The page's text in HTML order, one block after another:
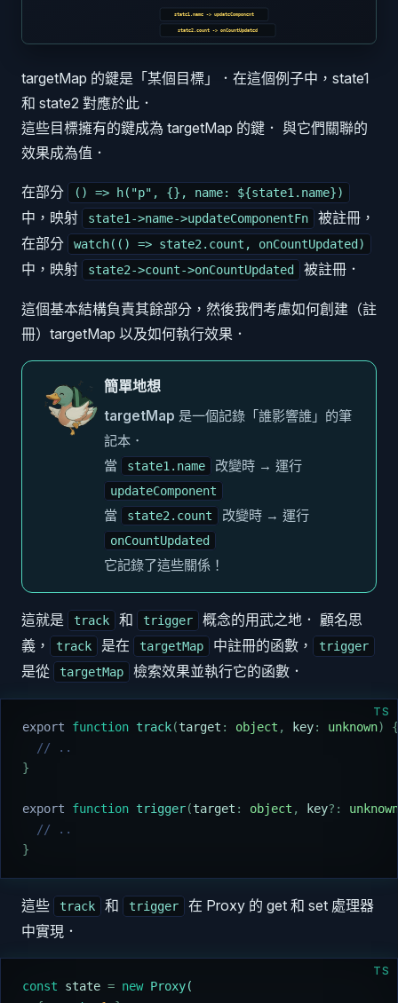
targetMap 的鍵是「某個目標」．在這個例子中，state1
和 state2 對應於此．
這些目標擁有的鍵成為 targetMap 的鍵． 與它們關聯的
效果成為值．
在部分 () => h("p", {}, name: ${state1.name})
中，映射 state1->name->updateComponentFn
被註冊，
在部分
watch(() => state2.count, onCountUpdated)
中，映射 state2->count->onCountUpdated 被註冊．
這個基本結構負責其餘部分，然後我們考慮如何創建（註
冊）targetMap 以及如何執行效果．
簡單地想
targetMap 是一個記錄「誰影響誰」的筆
記本．
當
state1.name 改變時 → 運行
updateComponent
當 state2.count 改變時 → 運行
onCountUpdated
它記錄了這些關係！
這就是 track 和 trigger
概念的用武之地． 顧名思
義，
track 是在 targetMap 中註冊的函數， trigger
是從 targetMap 檢索效果並執行它的函數．
TS
export function track(target : object , key: unknown)
{
  // ..
}
export function trigger(target : object , key?:
unknown
  // ..
}
這些 track 和 trigger
在 Proxy 的 get 和 set 處理器
中實現．
TS
const state = new Proxy(